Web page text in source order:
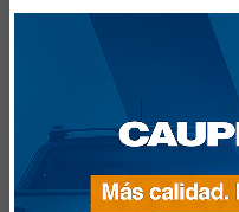
JEEP WRANGLER
OEM: 55056740AA, 55057203AB
21125